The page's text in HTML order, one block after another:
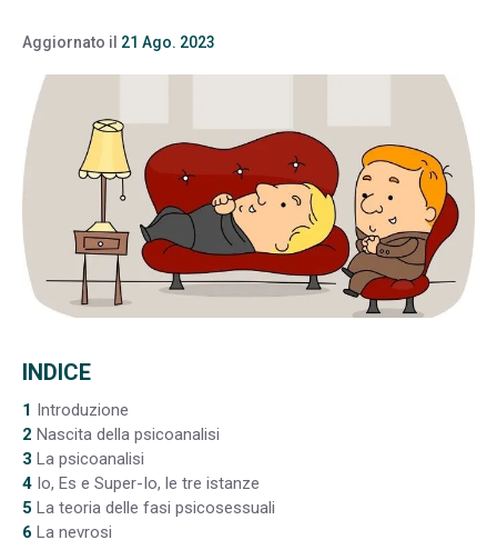
Aggiornato il 21 Ago. 2023
INDICE
1 Introduzione
2 Nascita della psicoanalisi
3 La psicoanalisi
4 Io, Es e Super-Io, le tre istanze
5 La teoria delle fasi psicosessuali
6 La nevrosi